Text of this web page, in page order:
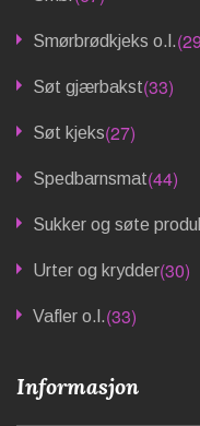
Smørbrødkjeks o.l.
Søt gjærbakst(33)
Søt kjeks(27)
Spedbarnsmat(44)
Sukker og søte
Urter og krydder(30)
Vafler o.l.(33)
Informasjon